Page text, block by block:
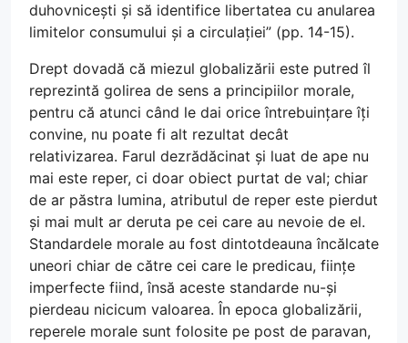
duhovnicești și să identifice libertatea cu anularea
limitelor consumului și a circulației” (pp. 14-15).
Drept dovadă că miezul globalizării este putred îl
reprezintă golirea de sens a principiilor morale,
pentru că atunci când le dai orice întrebuințare îți
convine, nu poate fi alt rezultat decât
relativizarea. Farul dezrădăcinat și luat de ape nu
mai este reper, ci doar obiect purtat de val; chiar
de ar păstra lumina, atributul de reper este pierdut
și mai mult ar deruta pe cei care au nevoie de el.
Standardele morale au fost dintotdeauna încălcate
uneori chiar de către cei care le predicau, ființe
imperfecte fiind, însă aceste standarde nu-și
pierdeau nicicum valoarea. În epoca globalizării,
reperele morale sunt folosite pe post de paravan,